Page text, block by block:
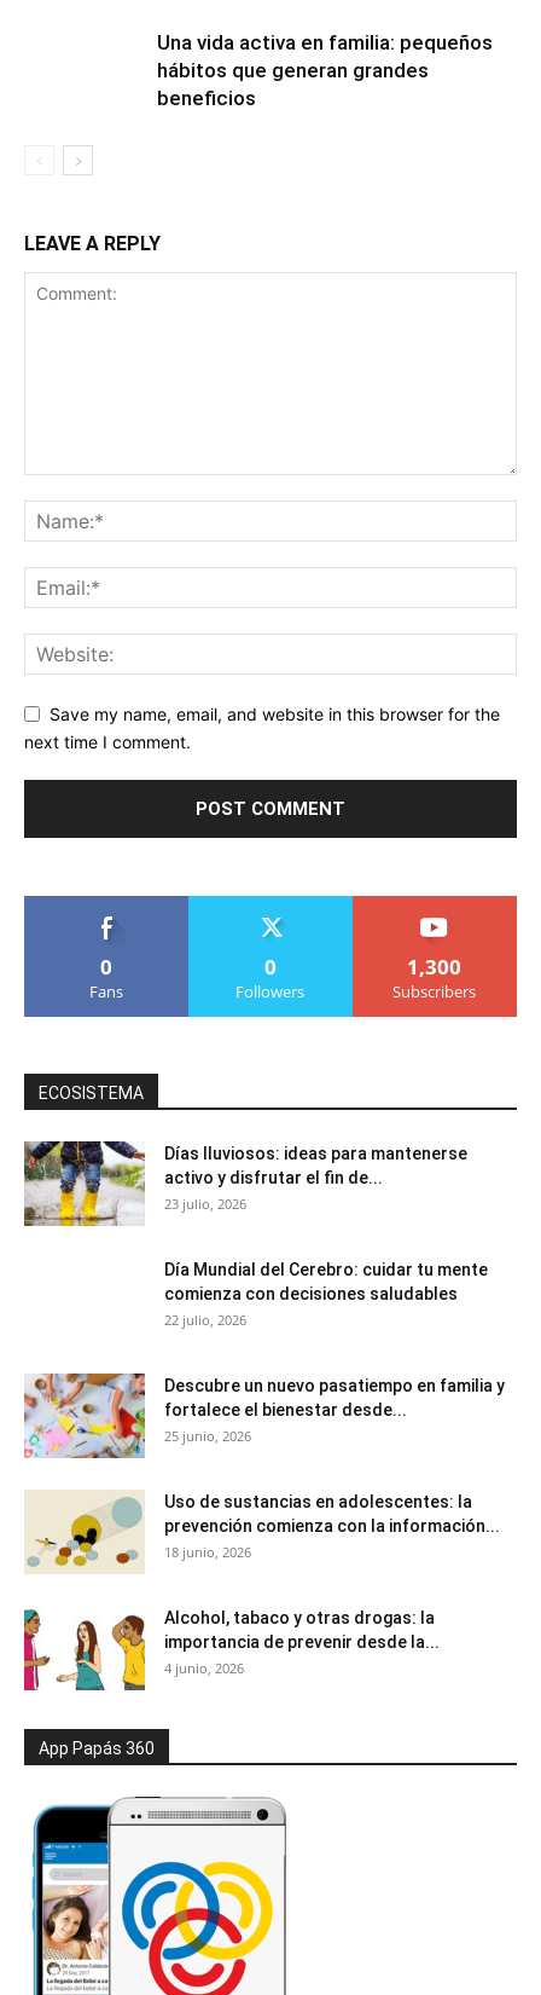
Una vida activa en familia: pequeños
hábitos que generan grandes
beneficios
LEAVE A REPLY
Save my name, email, and website in this browser for the
next time I comment.
0
Fans
0
Followers
1,300
Subscribers
ECOSISTEMA
Días lluviosos: ideas para mantenerse
activo y disfrutar el fin de...
23 julio, 2026
Día Mundial del Cerebro: cuidar tu mente
comienza con decisiones saludables
22 julio, 2026
Descubre un nuevo pasatiempo en familia y
fortalece el bienestar desde...
25 junio, 2026
Uso de sustancias en adolescentes: la
prevención comienza con la información...
18 junio, 2026
Alcohol, tabaco y otras drogas: la
importancia de prevenir desde la...
4 junio, 2026
App Papás 360